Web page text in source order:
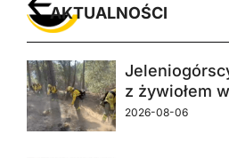
z żywiołem
2026-08-06
AKTUALNOŚCI